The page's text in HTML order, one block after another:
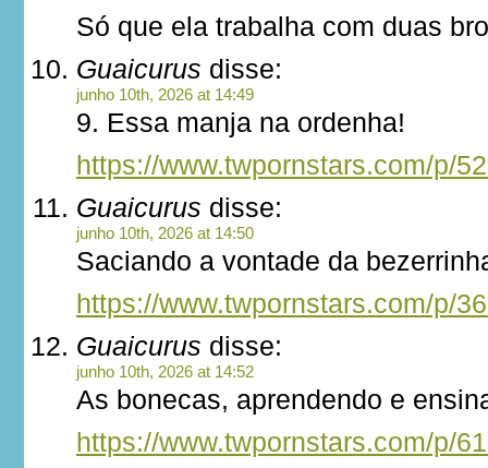
Só que ela trabalha com duas
Guaicurus disse:
junho 10th, 2026 at 14:49
9. Essa manja na ordenha!
https://www.twpornstars.com/p/
Guaicurus disse:
junho 10th, 2026 at 14:50
Saciando a vontade da
https://www.twpornstars.com/p/
Guaicurus disse:
junho 10th, 2026 at 14:52
As bonecas, aprendendo e
https://www.twpornstars.com/p/